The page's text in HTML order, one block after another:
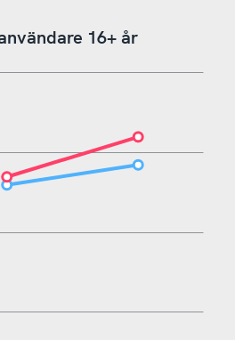
16+ år